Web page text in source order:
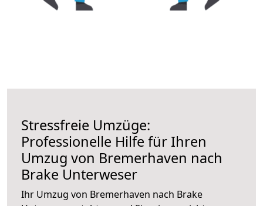
Stressfreie Umzüge:
Professionelle Hilfe für Ihren
Umzug von Bremerhaven nach
Brake Unterweser
Ihr Umzug von Bremerhaven nach Brake